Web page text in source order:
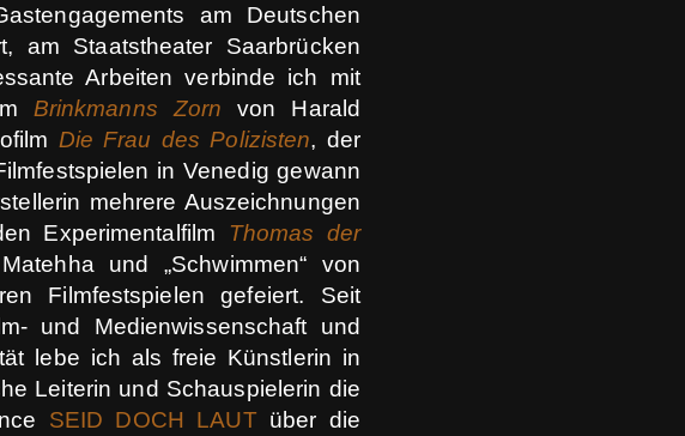
am Deutschen
am Staatstheater Saarbrücken
Arbeiten verbinde ich mit
Brinkmanns Zorn von Harald
Die Frau des Polizisten, der
in Venedig gewann
mehrere Auszeichnungen
Experimentalfilm
Thomas der
und „Schwimmen“ von
Filmfestspielen gefeiert. Seit
und Medienwissenschaft und
lebe ich als freie Künstlerin in
Leiterin und Schauspielerin die
SEID DOCH LAUTüber die